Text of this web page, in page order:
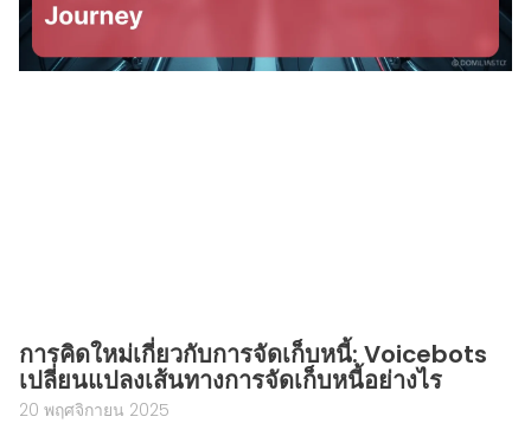
การคิดใหม่เกี่ยวกับการจัดเก็บหนี้: Voicebots
เปลี่ยนแปลงเส้นทางการจัดเก็บหนี้อย่างไร
20 พฤศจิกายน 2025